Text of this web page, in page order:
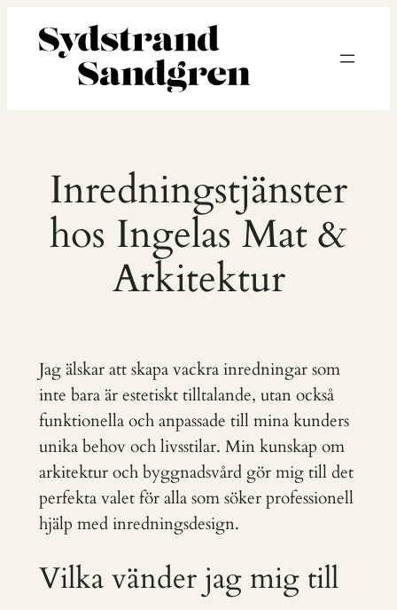
Inredningstjänster
hos Ingelas Mat &
Arkitektur
Jag älskar att skapa vackra inredningar som
inte bara är estetiskt tilltalande, utan också
funktionella och anpassade till mina kunders
unika behov och livsstilar. Min kunskap om
arkitektur och byggnadsvård gör mig till det
perfekta valet för alla som söker professionell
hjälp med inredningsdesign.
Vilka vänder jag mig till